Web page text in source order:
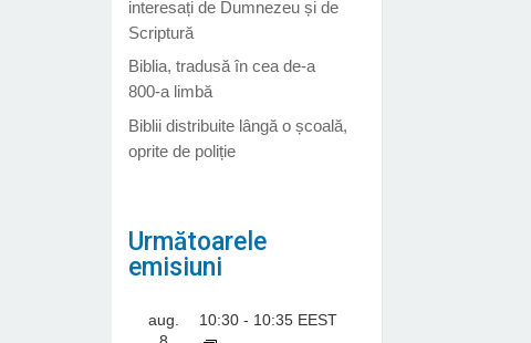
interesați de Dumnezeu și de
Scriptură
Biblia, tradusă în cea de-a
800-a limbă
Biblii distribuite lângă o școală,
oprite de poliție
Următoarele
emisiuni
aug.
10:30- 10:35 EEST